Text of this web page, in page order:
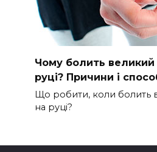
Чому болить великий
руці? Причини і
Що робити, коли болить
на руці?